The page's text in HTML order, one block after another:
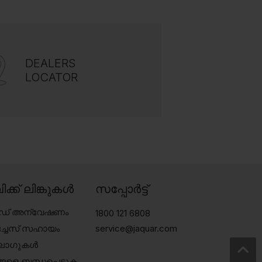
DEALERS
LOCATOR
ലിങ്കുകൾ
അന്വേഷണം
സഹായം
സപ്പോർട്ട്
1800 121 6808
service@jaquar.com